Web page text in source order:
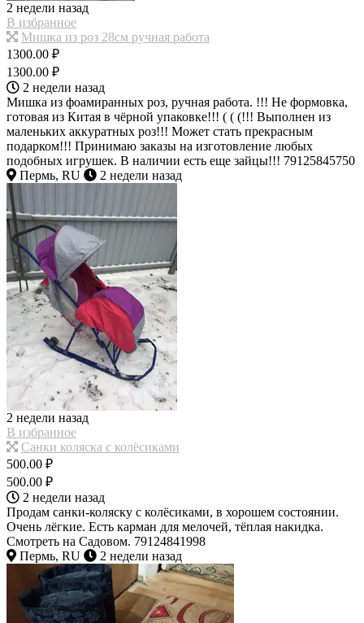
2 недели назад
В избранное
Мишка из роз 28см ручная работа
1300.00 ₽
1300.00 ₽
2 недели назад
Мишка из фоамиранных роз, ручная работа. !!! Не формовка,
готовая из Китая в чёрной упаковке!!! ( ( (!!! Выполнен из
маленьких аккуратных роз!!! Может стать прекрасным
подарком!!! Принимаю заказы на изготовление любых
подобных игрушек. В наличии есть еще зайцы!!! 79125845750
Пермь, RU
2 недели назад
2 недели назад
В избранное
Санки коляска с колёсиками
500.00 ₽
500.00 ₽
2 недели назад
Продам санки-коляску с колёсиками, в хорошем состоянии.
Очень лёгкие. Есть карман для мелочей, тёплая накидка.
Смотреть на Садовом. 79124841998
Пермь, RU
2 недели назад